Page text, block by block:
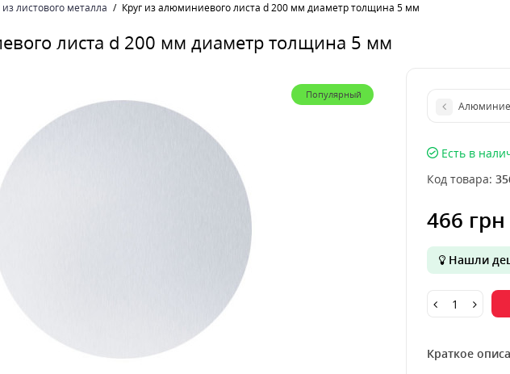
листового металла Круг из алюминиевого листа d 200 мм диаметр толщина 5 мм
листа d 200 мм диаметр толщина 5 мм
Популярный
Есть в
Код товара:
466 грн
Нашли
Краткое